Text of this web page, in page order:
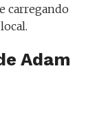
carregando
Adam